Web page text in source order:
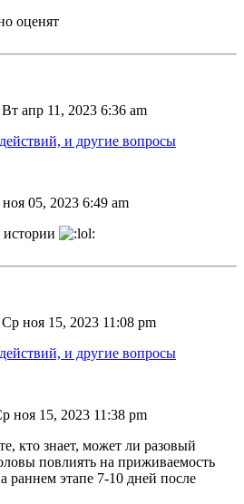
оценят
Вт апр 11, 2023 6:36 am
и другие вопросы
05, 2023 6:49 am
истории
Ср ноя 15, 2023 11:08 pm
и другие вопросы
ноя 15, 2023 11:38 pm
кто знает, может ли разовый
повлиять на приживаемость
раннем этапе 7-10 дней после